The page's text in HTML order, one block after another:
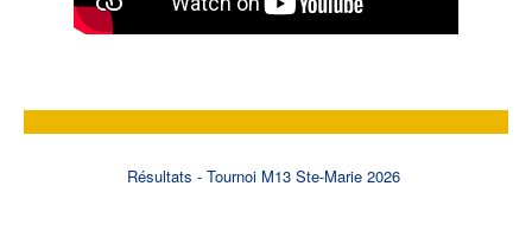
Résultats - Tournoi M13 Ste-Marie 2026